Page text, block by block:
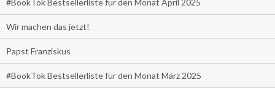
#BookTok Bestsellerliste für den Monat April 2025
Wir machen das jetzt!
Papst Franziskus
#BookTok Bestsellerliste für den Monat März 2025